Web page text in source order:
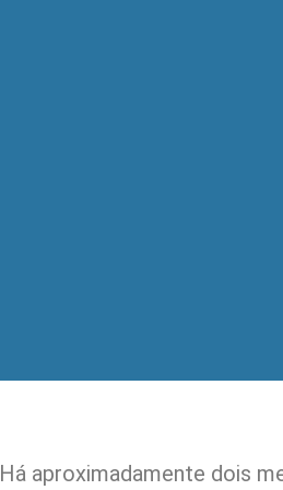
Há aproximadamente dois